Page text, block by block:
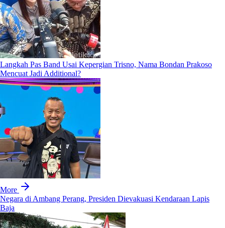
Langkah Pas Band Usai Kepergian Trisno, Nama Bondan Prakoso
Mencuat Jadi Additional?
More
Negara di Ambang Perang, Presiden Dievakuasi Kendaraan Lapis
Baja